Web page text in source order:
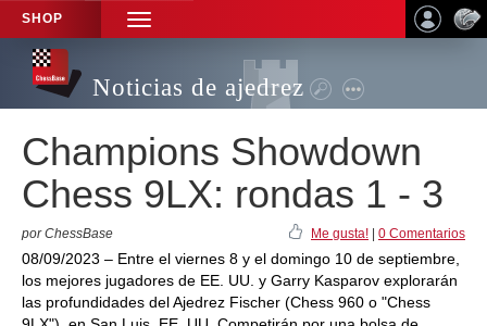
SHOP
TOGGLE
NAVIGATION
Noticias de ajedrez
Champions Showdown
Chess 9LX: rondas 1 - 3
por ChessBase Me gusta! 0 Comentarios
08/09/2023 – Entre el viernes 8 y el domingo 10 de septiembre,
los mejores jugadores de EE. UU. y Garry Kasparov explorarán
las profundidades del Ajedrez Fischer (Chess 960 o "Chess